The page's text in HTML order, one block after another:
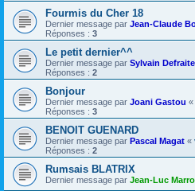
Fourmis du Cher 18
Dernier message par Jean-Claude
Réponses : 3
Le petit dernier^^
Dernier message par Sylvain
Réponses : 2
Bonjour
Dernier message par Joani Gastou «
Réponses : 3
BENOIT GUENARD
Dernier message par Pascal Magat «
Réponses : 2
Rumsais BLATRIX
Dernier message par Jean-Luc